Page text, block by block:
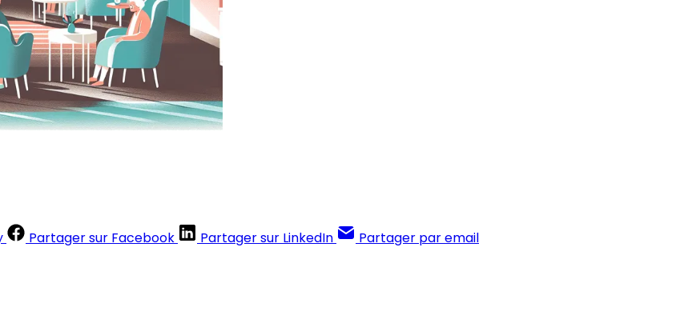
Partager sur Facebook Partager sur LinkedIn Partager par email